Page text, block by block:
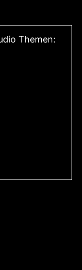
Themen: